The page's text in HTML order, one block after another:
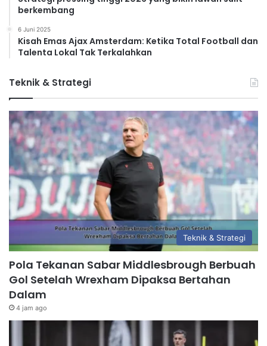
berkembang
6 Juni 2025
Kisah Emas Ajax Amsterdam: Ketika Total Football dan
Talenta Lokal Tak Terkalahkan
Teknik & Strategi
Teknik & Strategi
Pola Tekanan Sabar Middlesbrough Berbuah
Gol Setelah Wrexham Dipaksa Bertahan
Dalam
4 jam ago